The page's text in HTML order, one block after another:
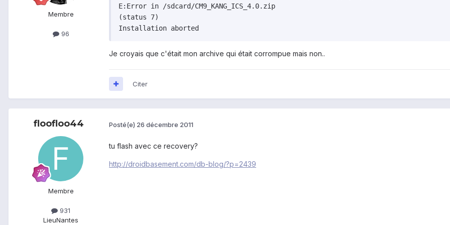
Membre
96
E:Error in /sdcard/CM9_KANG_ICS_4.0.zip
(status 7)
Je croyais que c'était mon archive qui était corrompue mais non..
Citer
floofloo44
Membre
931
LieuNantes
Posté(e) 26 décembre 2011
tu flash avec ce recovery?
http://droidbasement.com/db-blog/?p=2439